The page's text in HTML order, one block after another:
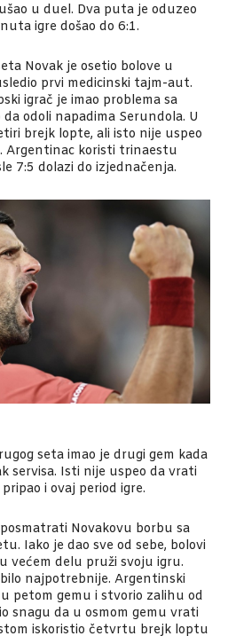
u duel. Dva puta je oduzeo
igre došao do 6:1.
Novak je osetio bolove u
prvi medicinski tajm-aut.
igrač je imao problema sa
odoli napadima Serundola. U
brejk lopte, ali isto nije uspeo
Argentinac koristi trinaestu
7:5 dolazi do izjednačenja.
seta imao je drugi gem kada
servisa. Isti nije uspeo da vrati
i ovaj period igre.
Novakovu borbu sa
Iako je dao sve od sebe, bolovi
većem delu pruži svoju igru.
najpotrebnije. Argentinski
petom gemu i stvorio zalihu od
snagu da u osmom gemu vrati
iskoristio četvrtu brejk loptu